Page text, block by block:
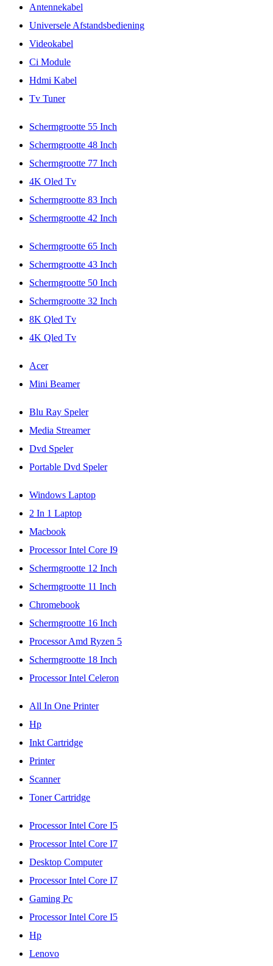
Antennekabel
Universele Afstandsbediening
Videokabel
Ci Module
Hdmi Kabel
Tv Tuner
Schermgrootte 55 Inch
Schermgrootte 48 Inch
Schermgrootte 77 Inch
4K Oled Tv
Schermgrootte 83 Inch
Schermgrootte 42 Inch
Schermgrootte 65 Inch
Schermgrootte 43 Inch
Schermgrootte 50 Inch
Schermgrootte 32 Inch
8K Qled Tv
4K Qled Tv
Acer
Mini Beamer
Blu Ray Speler
Media Streamer
Dvd Speler
Portable Dvd Speler
Windows Laptop
2 In 1 Laptop
Macbook
Processor Intel Core I9
Schermgrootte 12 Inch
Schermgrootte 11 Inch
Chromebook
Schermgrootte 16 Inch
Processor Amd Ryzen 5
Schermgrootte 18 Inch
Processor Intel Celeron
All In One Printer
Hp
Inkt Cartridge
Printer
Scanner
Toner Cartridge
Processor Intel Core I5
Processor Intel Core I7
Desktop Computer
Processor Intel Core I7
Gaming Pc
Processor Intel Core I5
Hp
Lenovo